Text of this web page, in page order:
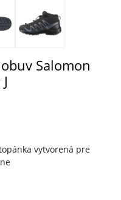
Salomon
vytvorená pre